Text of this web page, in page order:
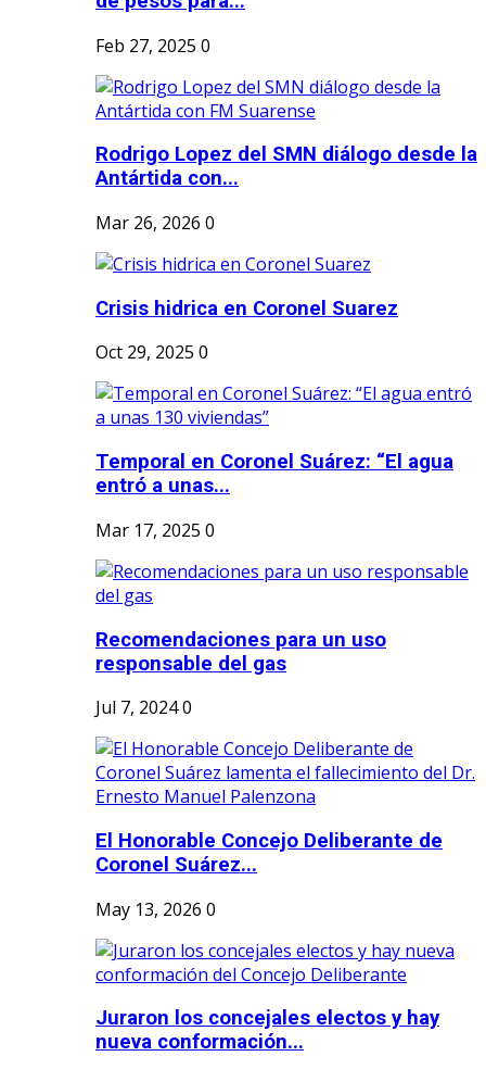
Feb 27, 2025 0
Rodrigo Lopez del SMN diálogo desde la
Antártida con...
Mar 26, 2026 0
Crisis hidrica en Coronel Suarez
Oct 29, 2025 0
Temporal en Coronel Suárez: “El agua
entró a unas...
Mar 17, 2025 0
Recomendaciones para un uso
responsable del gas
Jul 7, 20240
El Honorable Concejo Deliberante de
Coronel Suárez...
May 13, 2026 0
Juraron los concejales electos y hay
nueva conformación...